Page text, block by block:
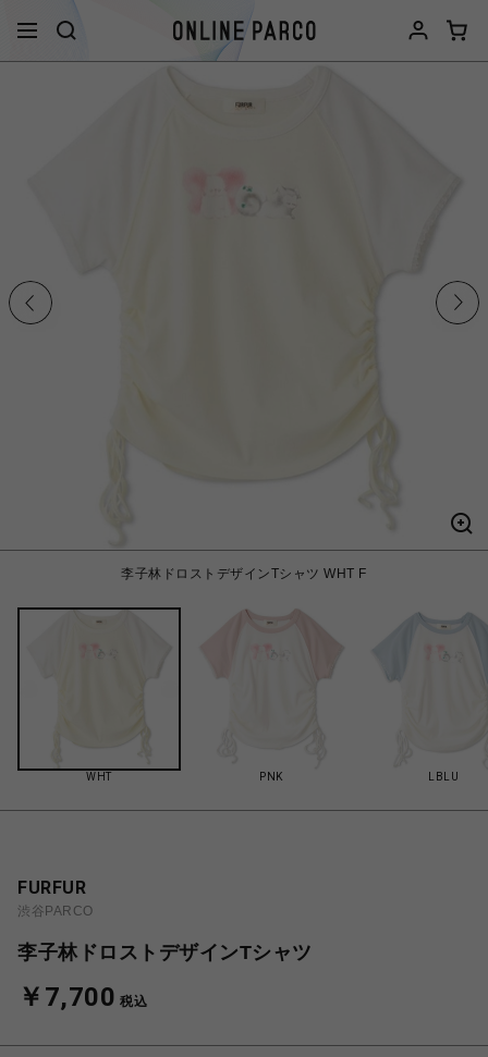
李子林ドロストデザインTシャツ WHT F
WHT PNK LBLU
FURFUR
渋谷PARCO
李子林ドロストデザインTシャツ
￥7,700 税込